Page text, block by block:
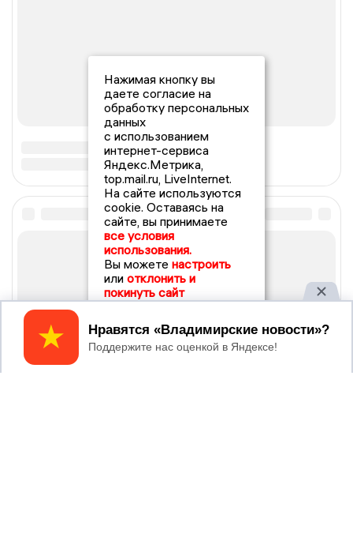
Нажимая кнопку вы
даете согласие на
обработку персональных
данных
с использованием
интернет-сервиса
Яндекс.Метрика,
top.mail.ru, LiveInternet.
На сайте используются
cookie. Оставаясь на
сайте, вы принимаете
все условия
использования.
Вы можете настроить
или отклонить и
покинуть сайт
Принять